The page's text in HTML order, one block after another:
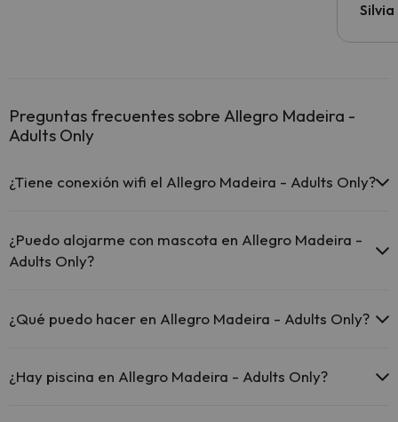
Preguntas frecuentes sobre Allegro Madeira -
Adults Only
¿Tiene conexión wifi el Allegro Madeira - Adults Only?
todo el hotel.
El Allegro Madeira - Adults Only ofrece Wi-Fi gratuito en
zonas comunes.
¿Puedo alojarme con mascota en Allegro Madeira -
Adults Only?
¿Qué puedo hacer en Allegro Madeira - Adults Only?
actividades (algunas pueden ser de pago).
¿Hay piscina en Allegro Madeira - Adults Only?